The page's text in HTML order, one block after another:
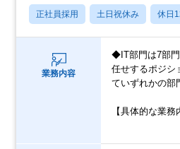
正社員採用 土日祝休み 休日
業務内容
◆IT部門は7部
任せするポジシ
ていずれかの部
【具体的な業務